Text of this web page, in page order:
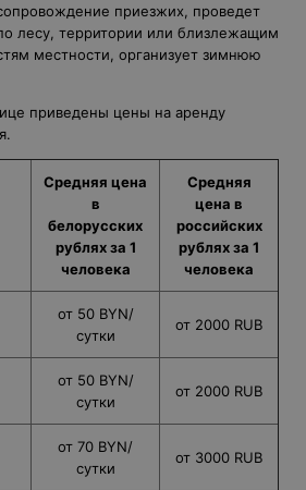
приезжих, проведет
лесу, территории или близлежащим
местности, организует зимнюю
приведены цены на аренду
Средняя цена
в
белорусских
рублях за 1
человека
Средняя
цена в
российских
рублях за 1
человека
от 50 BYN/
сутки
от 2000 RUB
от 50 BYN/
сутки
от 2000 RUB
от 70 BYN/
сутки
от 3000 RUB